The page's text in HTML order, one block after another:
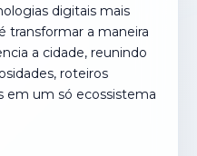
digitais mais
transformar a maneira
a cidade, reunindo
roteiros
em um só ecossistema